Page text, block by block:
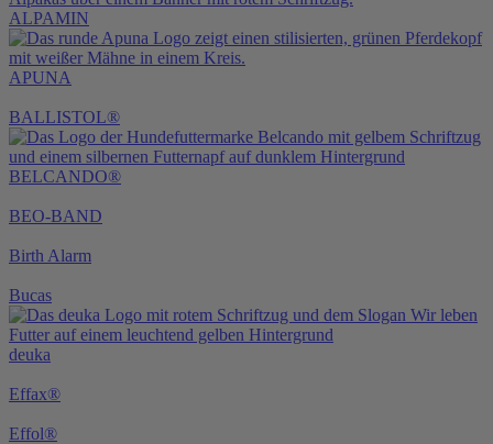
ALPAMIN
APUNA
BALLISTOL®
BELCANDO®
BEO-BAND
Birth Alarm
Bucas
deuka
Effax®
Effol®